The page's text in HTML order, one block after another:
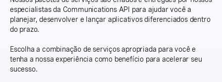
especialistas da Communications API para ajudar você a
planejar, desenvolver e lançar aplicativos diferenciados dentro
do prazo.
Escolha a combinação de serviços apropriada para você e
tenha a nossa experiência como benefício para acelerar seu
sucesso.